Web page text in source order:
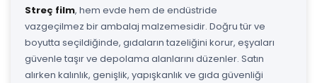
Streç film, hem evde hem de endüstride
vazgeçilmez bir ambalaj malzemesidir. Doğru tür ve
boyutta seçildiğinde, gıdaların tazeliğini korur, eşyaları
güvenle taşır ve depolama alanlarını düzenler. Satın
alırken kalınlık, genişlik, yapışkanlık ve gıda güvenliği